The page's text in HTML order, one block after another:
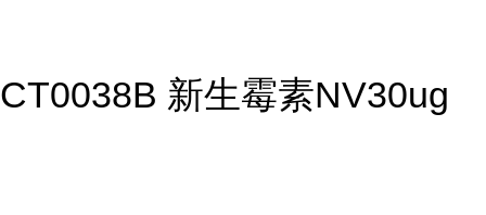
CT0038B 新生霉素NV30ug